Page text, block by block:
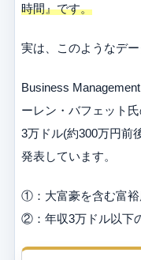
時間』です。
実は、このようなデー
Business
ーレン・バフェット
3万ドル(約300万円前
発表しています。
①：大富豪を含む富裕
②：年収3万ドル以下